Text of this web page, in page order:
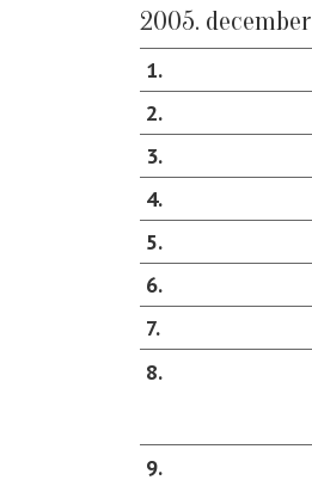
2005. december
1
2
3
4
5
6
7
8
9